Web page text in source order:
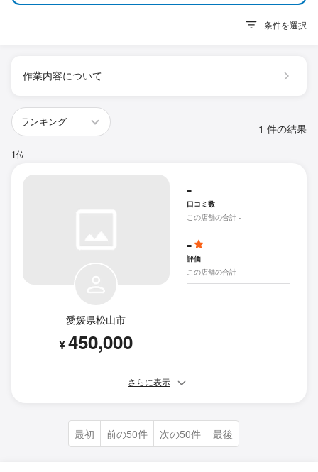
条件を選択
作業内容について
1 件の結果
1位
愛媛県松山市
¥450,000
-
口コミ数
この店舗の合計 -
-
評価
この店舗の合計 -
さらに表示
最初 前の50件 次の50件 最後